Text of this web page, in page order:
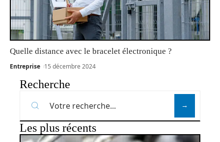
Quelle distance avec le bracelet électronique ?
Entreprise 15 décembre 2024
Recherche
Les plus récents